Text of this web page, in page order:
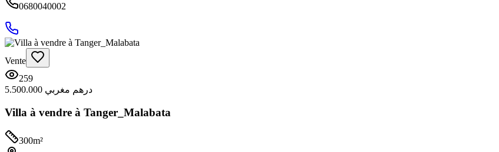
0680040002
Vente
259
5.500.000 درهم مغربي
Villa à vendre à Tanger_Malabata
300m²